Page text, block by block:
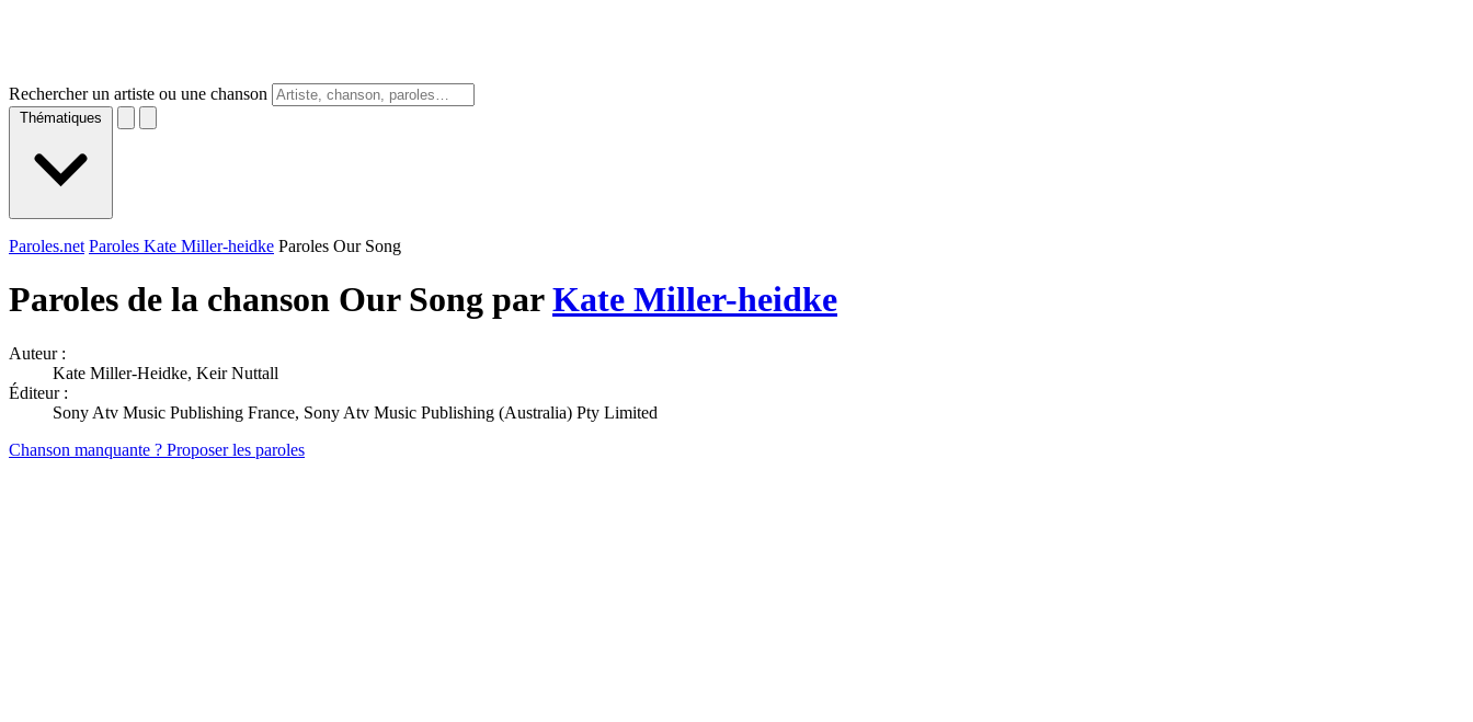
Rechercher un artiste ou une chanson
Thématiques
Paroles.net Paroles Kate Miller-heidke Paroles Our Song
Paroles de la chanson Our Song parKate Miller-heidke
Auteur :
Kate Miller-Heidke, Keir Nuttall
Éditeur :
Sony Atv Music Publishing France, Sony Atv Music Publishing (Australia) Pty Limited
Chanson manquante ? Proposer les paroles